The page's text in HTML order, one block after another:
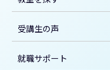
受講生の声
就職サポート